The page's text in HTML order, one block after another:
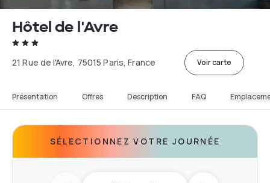
Hôtel de l'Avre
21 Rue de l'Avre, 75015 Paris, France Voir carte
Présentation Offres Description FAQ
SÉLECTIONNEZ VOTRE JOURNÉE